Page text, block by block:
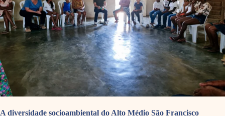
A diversidade socioambiental do Alto Médio São Francisco